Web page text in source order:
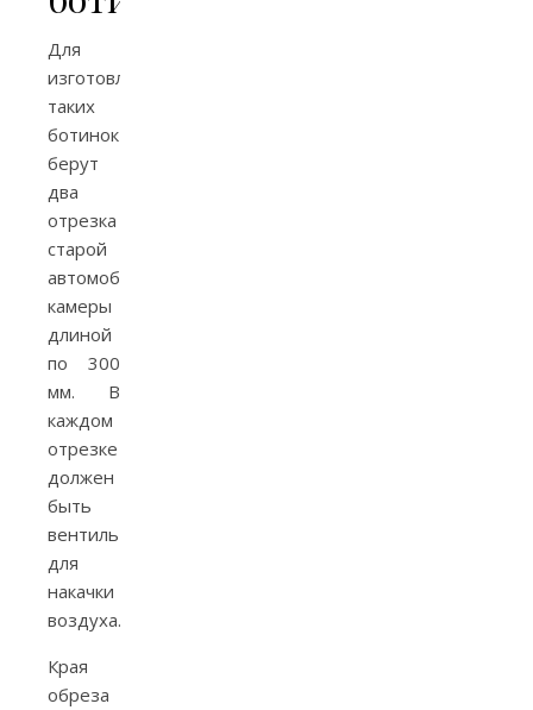
Для
изготовления
таких
ботинок
берут
два
отрезка
старой
автомобильной
камеры
длиной
по 300
мм. В
каждом
отрезке
должен
быть
вентиль
для
накачки
воздуха.
Края
обреза